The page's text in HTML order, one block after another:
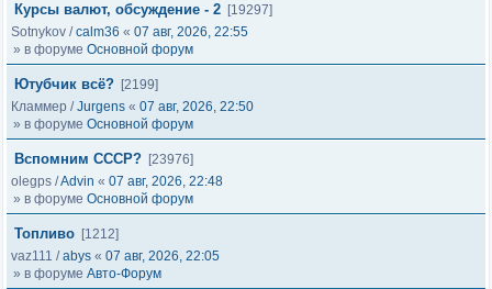
Курсы валют, обсуждение - 2 [19297]
Sotnykov /calm36 « 07 авг, 2026, 22:55
» в форуме Основной форум
Ютубчик всё? [2199]
Кламмер /Jurgens « 07 авг, 2026, 22:50
» в форуме Основной форум
Вспомним СССР? [23976]
olegps /Advin « 07 авг, 2026, 22:48
» в форуме Основной форум
Топливо [1212]
vaz111 /abys « 07 авг, 2026, 22:05
» в форуме Авто-Форум